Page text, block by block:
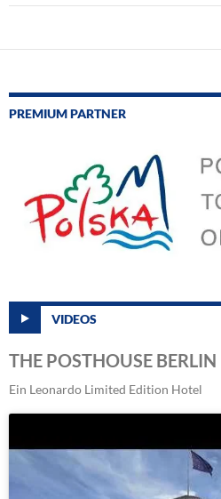
PREMIUM PARTNER
VIDEOS
THE POSTHOUSE BERLIN
Ein Leonardo Limited Edition Hotel